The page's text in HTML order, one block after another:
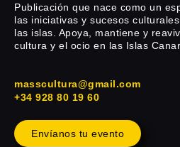
Publicación que nace como un
las iniciativas y sucesos
las islas. Apoya, mantiene y
cultura y el ocio en las Islas
masscultura@gmail.com
+34 928 80 19 60
Envíanos tu evento